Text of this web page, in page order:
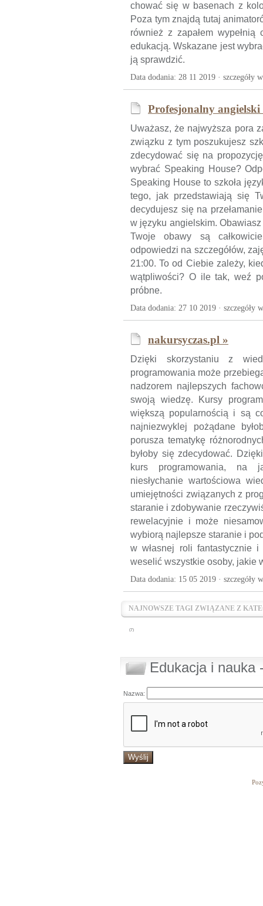
chować się w basenach z
Poza tym znajdą tutaj
również z zapałem
edukacją. Wskazane jest
ją sprawdzić.
Data dodania: 28 11 2019 · szczegóły
Profesjonalny
Uważasz, że najwyższa pora
związku z tym poszukujesz
zdecydować się na
wybrać Speaking House?
Speaking House to szkoła
tego, jak przedstawiają się
decydujesz się na
w języku angielskim.
Twoje obawy są
odpowiedzi na szczegółów,
21:00. To od Ciebie zależy,
wątpliwości? O ile tak, weź
próbne.
Data dodania: 27 10 2019 · szczegóły
nakursyczas.pl »
Dzięki skorzystaniu z
programowania może
nadzorem najlepszych
swoją wiedzę. Kursy
większą popularnością i są
najniezwyklej pożądane
porusza tematykę
byłoby się zdecydować.
kurs programowania, na
niesłychanie wartościowa
umiejętności związanych z
staranie i zdobywanie
rewelacyjnie i może
wybiorą najlepsze staranie i
w własnej roli fantastycznie
weselić wszystkie osoby, jakie
Data dodania: 15 05 2019 · szczegóły
NAJNOWSZE TAGI ZWIĄZANE Z
(7)
Edukacja i nauka
Nazwa: